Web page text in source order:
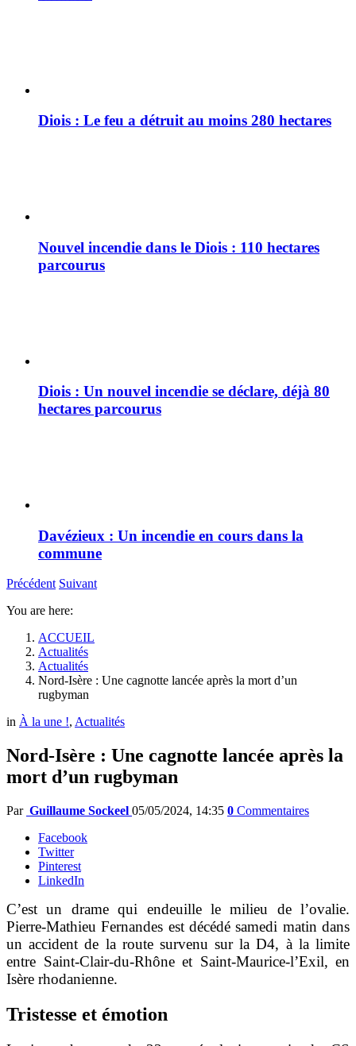
Diois : Le feu a détruit au moins 280 hectares
Nouvel incendie dans le Diois : 110 hectares
parcourus
Diois : Un nouvel incendie se déclare, déjà 80
hectares parcourus
Davézieux : Un incendie en cours dans la
commune
Précédent Suivant
You are here:
ACCUEIL
Actualités
Actualités
Nord-Isère : Une cagnotte lancée après la mort d’un
rugbyman
in À la une !, Actualités
Nord-Isère : Une cagnotte lancée après la
mort d’un rugbyman
Par Guillaume Sockeel 05/05/2024, 14:35 0 Commentaires
Facebook
Twitter
Pinterest
LinkedIn
C’est un drame qui endeuille le milieu de l’ovalie.
Pierre-Mathieu Fernandes est décédé samedi matin dans
un accident de la route survenu sur la D4, à la limite
entre Saint-Clair-du-Rhône et Saint-Maurice-l’Exil, en
Isère rhodanienne.
Tristesse et émotion